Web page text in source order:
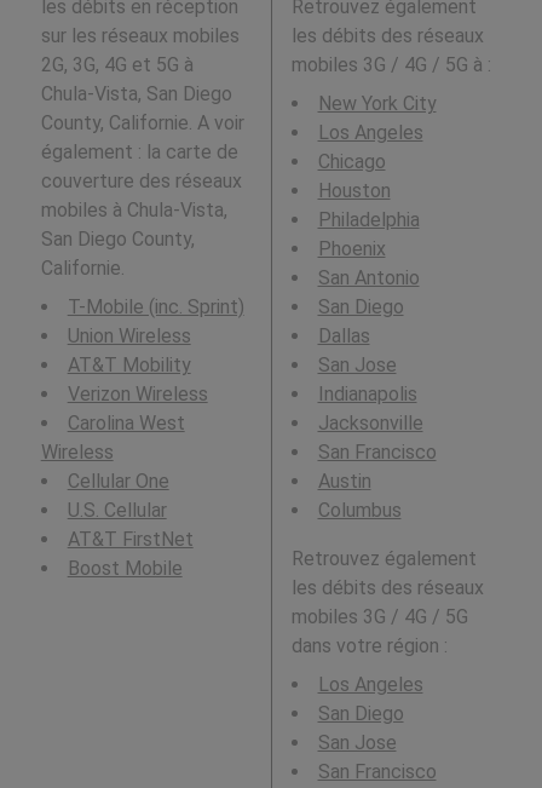
les débits en réception
sur les réseaux mobiles
2G, 3G, 4G et 5G à
Chula-Vista, San Diego
County, Californie. A voir
également : la carte de
couverture des réseaux
mobiles à Chula-Vista,
San Diego County,
Californie.
T-Mobile (inc. Sprint)
Union Wireless
AT&T Mobility
Verizon Wireless
Carolina West
Wireless
Cellular One
U.S. Cellular
AT&T FirstNet
Boost Mobile
Retrouvez également
les débits des réseaux
mobiles 3G / 4G / 5G à :
New York City
Los Angeles
Chicago
Houston
Philadelphia
Phoenix
San Antonio
San Diego
Dallas
San Jose
Indianapolis
Jacksonville
San Francisco
Austin
Columbus
Retrouvez également
les débits des réseaux
mobiles 3G / 4G / 5G
dans votre région :
Los Angeles
San Diego
San Jose
San Francisco